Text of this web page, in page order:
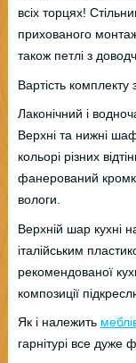
всіх торцях!
прихованого
також петлі з
Вартість
Лаконічний і
Верхні та нижні
кольорі різних
фанерований
вологи.
Верхній шар кухні
італійським
рекомендованої
композиції
Як і належить
гарнітурі все дуже